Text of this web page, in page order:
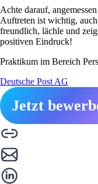
Achte darauf,
Auftreten ist wichtig,
freundlich, lächle und
positiven Eindruck!
Praktikum im Bereich
Deutsche Post AG
Jetzt